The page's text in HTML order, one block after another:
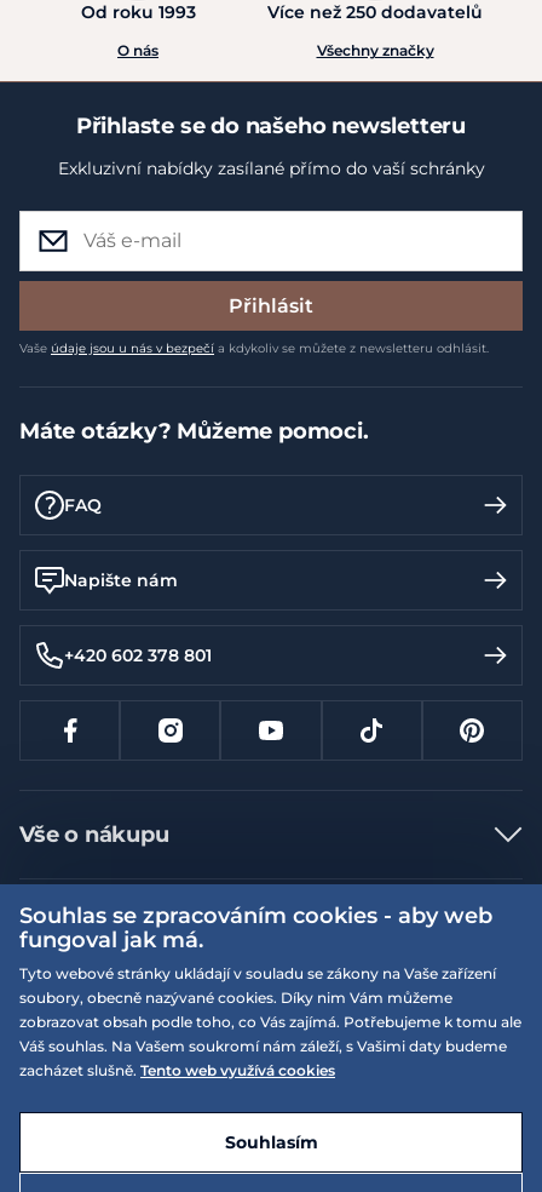
Od roku 1993
O nás
Více než 250 dodavatelů
Všechny značky
Přihlaste se do našeho newsletteru
Exkluzivní nabídky zasílané přímo do vaší schránky
Přihlásit
Vaše údaje jsou u nás v bezpečí a kdykoliv se můžete z newsletteru odhlásit.
Máte otázky? Můžeme pomoci.
FAQ
Napište nám
+420 602 378 801
Vše o nákupu
Jak nakupovat
Nejčastější dotazy
Doprava a platba
Vrácení a výměna zboží
Reklamace
Velikostní tabulky
Více informací
Obchodní podmínky
Podmínky EQS věrnostního klubu
On-line katalogy
Dotace
Naše prodejny
EQS Rudná
EQS Praha 9 - Letňany
E-shop vytvořila a technicky zajišťujeSIMPLIA.cz
Souhlas se zpracováním cookies - aby web
fungoval jak má.
Tyto webové stránky ukládají v souladu se zákony na Vaše zařízení
soubory, obecně nazývané cookies. Díky nim Vám můžeme
zobrazovat obsah podle toho, co Vás zajímá. Potřebujeme k tomu ale
Váš souhlas. Na Vašem soukromí nám záleží, s Vašimi daty budeme
zacházet slušně. Tento web využívá cookies
Souhlasím